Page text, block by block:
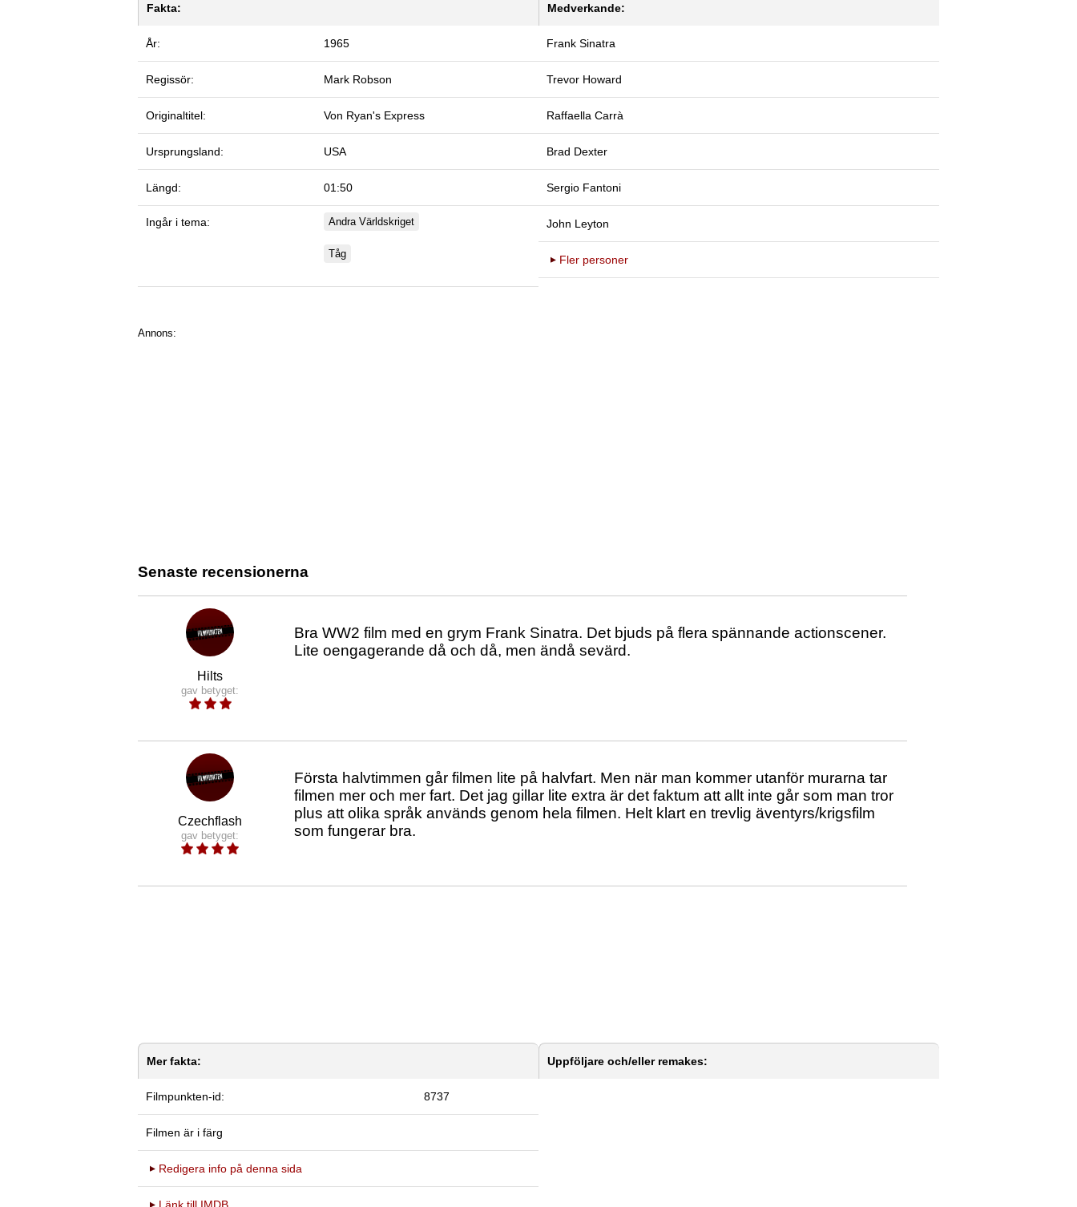
Fakta:
År: 1965
Regissör: Mark Robson
Originaltitel: Von Ryan's Express
Ursprungsland: USA
Längd: 01:50
Ingår i tema: Andra Världskriget
Tåg
Medverkande:
Frank Sinatra
Trevor Howard
Raffaella Carrà
Brad Dexter
Sergio Fantoni
John Leyton
Fler personer
Annons:
Senaste recensionerna
Hilts
gav betyget:
Bra WW2 film med en grym Frank Sinatra. Det bjuds på flera spännande actionscener.
Lite oengagerande då och då, men ändå sevärd.
Czechflash
gav betyget:
Första halvtimmen går filmen lite på halvfart. Men när man kommer utanför murarna tar
filmen mer och mer fart. Det jag gillar lite extra är det faktum att allt inte går som man tror
plus att olika språk används genom hela filmen. Helt klart en trevlig äventyrs/krigsfilm
som fungerar bra.
Mer fakta:
Filmpunkten-id: 8737
Filmen är i färg
Redigera info på denna sida
Uppföljare och/eller remakes: